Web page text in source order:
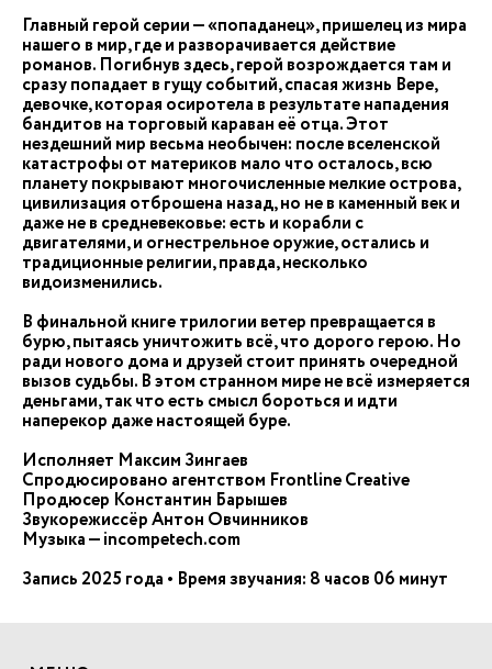
Главный герой серии — «попаданец», пришелец из мира
нашего в мир, где и разворачивается действие
романов. Погибнув здесь, герой возрождается там и
сразу попадает в гущу событий, спасая жизнь Вере,
девочке, которая осиротела в результате нападения
бандитов на торговый караван её отца. Этот
нездешний мир весьма необычен: после вселенской
катастрофы от материков мало что осталось, всю
планету покрывают многочисленные мелкие острова,
цивилизация отброшена назад, но не в каменный век и
даже не в средневековье: есть и корабли с
двигателями, и огнестрельное оружие, остались и
традиционные религии, правда, несколько
видоизменились.
В финальной книге трилогии ветер превращается в
бурю, пытаясь уничтожить всё, что дорого герою. Но
ради нового дома и друзей стоит принять очередной
вызов судьбы. В этом странном мире не всё измеряется
деньгами, так что есть смысл бороться и идти
наперекор даже настоящей буре.
Исполняет Максим Зингаев
Спродюсировано агентством Frontline Creative
Продюсер Константин Барышев
Звукорежиссёр Антон Овчинников
Музыка — incompetech.com
Запись 2025 года • Время звучания: 8 часов 06 минут